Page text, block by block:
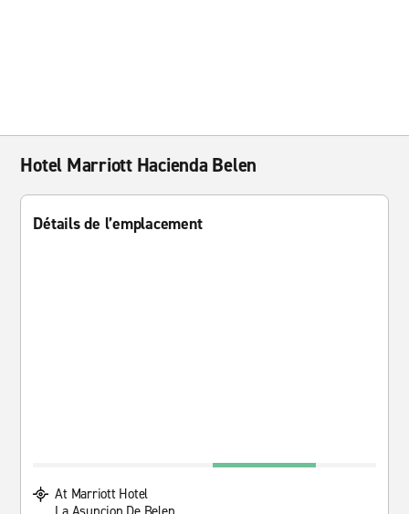
Hotel Marriott Hacienda Belen
Détails de l’emplacement
At Marriott Hotel